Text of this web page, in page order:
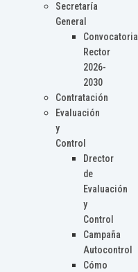
Secretaría
General
Convocatoria
Rector
2026-
2030
Contratación
Evaluación
y
Control
Drector
de
Evaluación
y
Control
Campaña
Autocontrol
Cómo